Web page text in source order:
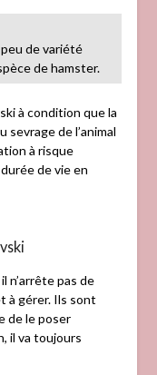
de variété
de hamster.
à condition que la
de l’animal
à risque
durée de vie en
n’arrête pas de
à gérer. Ils sont
de le poser
il va toujours